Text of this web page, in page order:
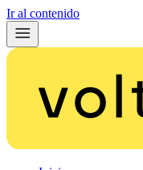
Ir al contenido